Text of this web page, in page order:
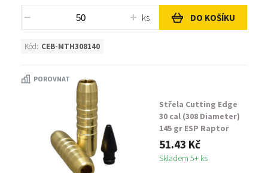
ks DO KOŠÍKU
Kód: CEB-MTH308140
POROVNAT
Střela Cutting Edge
30 cal (308 Diameter)
145 gr ESP Raptor
51.43 Kč
Skladem 5+ ks